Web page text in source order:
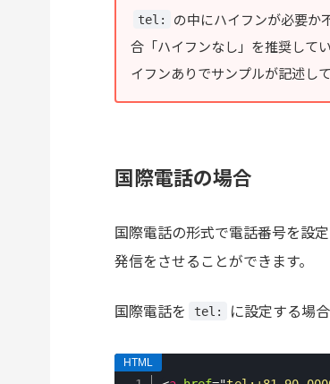
tel:
の中にハイフンが必要か
合「ハイフンなし」を推奨して
イフンありでサンプルが記述して
国際電話の場合
国際電話の形式で電話番号を設
発信をさせることができます。
国際電話を tel: に設定する場